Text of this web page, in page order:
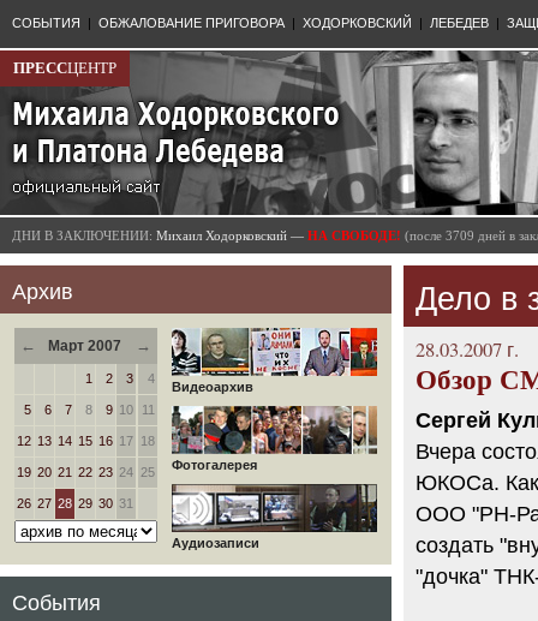
СОБЫТИЯ | ОБЖАЛОВАНИЕ ПРИГОВОРА | ХОДОРКОВСКИЙ | ЛЕБЕДЕВ |
ПРЕССЦЕНТР
ДНИ В ЗАКЛЮЧЕНИИ: Михаил Ходорковский — НА СВОБОДЕ! (после 3709 дней в
Архив
← Март 2007 →
1 2 3 4
5 6 7 8 9 10 11
12 13 14 15 16 17 18
19 20 21 22 23 24 25
26 27 28 29 30 31
Видеоархив
Фотогалерея
Аудиозаписи
События
Дело в
28.03.2007 г.
Обзор
Сергей
Вчера
ЮКОСа. Как
ООО "РН-
создать
"дочка"